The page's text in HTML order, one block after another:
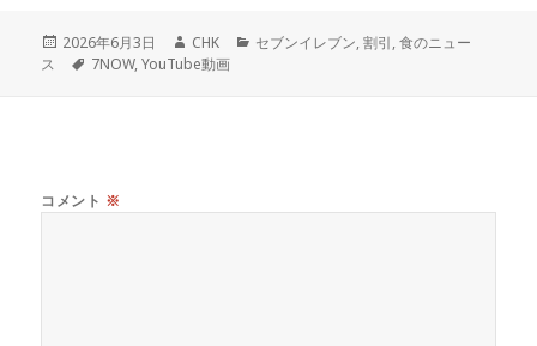
投
稿
2026年6月3日
作
成
CHK
カ
セブンイレブン,割引,食のニュー
ス
タ
7NOW,YouTube動画
コメント ※